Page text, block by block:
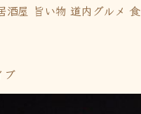
酒屋 旨い物 道内グルメ 食